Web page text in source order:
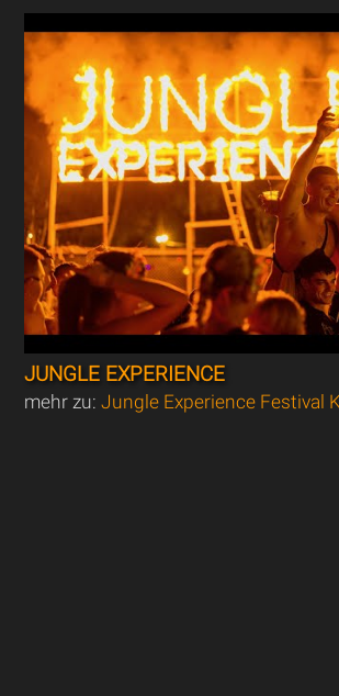
JUNGLE EXPERIENCE
mehr zu:Jungle Experience Festival